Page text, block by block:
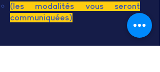
(les modalités vous seront
communiquées)